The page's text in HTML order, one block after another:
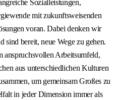
Sozialleistungen,
mit zukunftsweisenden
voran. Dabei denken wir
sind bereit, neue Wege zu gehen.
anspruchsvollen Arbeitsumfeld,
aus unterschiedlichen Kulturen
um gemeinsam Großes zu
in jeder Dimension immer als